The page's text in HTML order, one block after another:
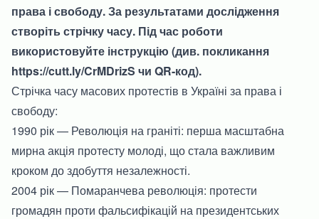
права і свободу. За результатами дослідження
створіть стрічку часу. Під час роботи
використовуйте інструкцію (див. покликання
https://cutt.ly/CrMDrizS чи QR-код).
Стрічка часу масових протестів в Україні за права і
свободу:
1990 рік — Революція на граніті: перша масштабна
мирна акція протесту молоді, що стала важливим
кроком до здобуття незалежності.
2004 рік — Помаранчева революція: протести
громадян проти фальсифікацій на президентських